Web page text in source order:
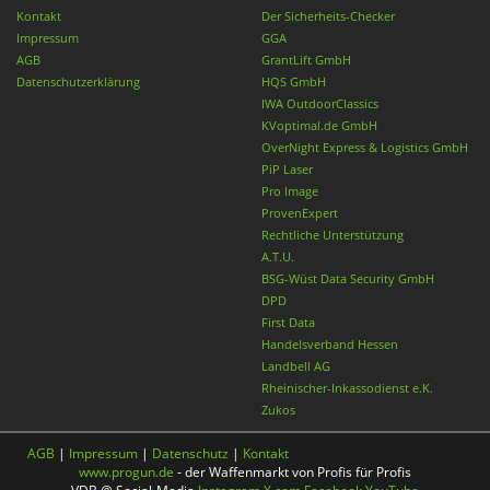
Kontakt
Impressum
AGB
Datenschutzerklärung
Der Sicherheits-Checker
GGA
GrantLift GmbH
HQS GmbH
IWA OutdoorClassics
KVoptimal.de GmbH
OverNight Express & Logistics GmbH
PiP Laser
Pro Image
ProvenExpert
Rechtliche Unterstützung
A.T.U.
BSG-Wüst Data Security GmbH
DPD
First Data
Handelsverband Hessen
Landbell AG
Rheinischer-Inkassodienst e.K.
Zukos
AGB | Impressum | Datenschutz | Kontakt
www.progun.de - der Waffenmarkt von Profis für Profis